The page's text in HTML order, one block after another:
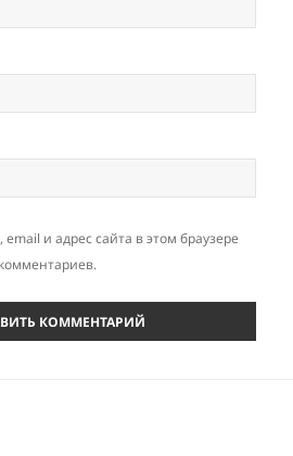
и адрес сайта в этом браузере